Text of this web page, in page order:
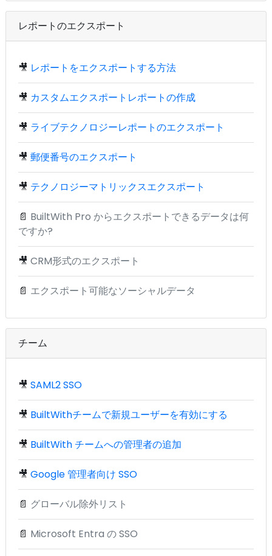
レポートのエクスポート
🎥 レポートをエクスポートする方法
🎥 カスタムエクスポートレポートの作成
🎥 ライブテクノロジーレポートのエクスポート
🎥 郵便番号のエクスポート
🎥 テクノロジーマトリックスエクスポート
📄 BuiltWith Pro からエクスポートできるデータは何
ですか?
🎥 CRM形式のエクスポート
📄 エクスポート可能なソーシャルデータ
チーム
🎥 SAML2 SSO
🎥 BuiltWithチームで新規ユーザーを有効にする
🎥 BuiltWith チームへの管理者の追加
🎥 Google 管理者向け SSO
📄 グローバル除外リスト
📄 Microsoft Entra の SSO